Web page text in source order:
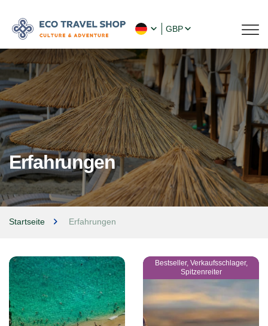
GBP
Erfahrungen
Startseite Erfahrungen
Bestseller, Verkaufsschlager,
Spitzenreiter